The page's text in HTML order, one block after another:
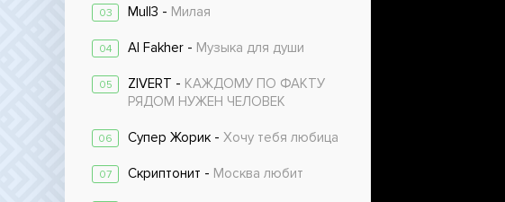
03 Mull3 - Милая
04 Al Fakher - Музыка для души
05 ZIVERT - КАЖДОМУ ПО ФАКТУ
РЯДОМ НУЖЕН ЧЕЛОВЕК
06 Супер Жорик - Хочу тебя любица
07 Скриптонит - Москва любит